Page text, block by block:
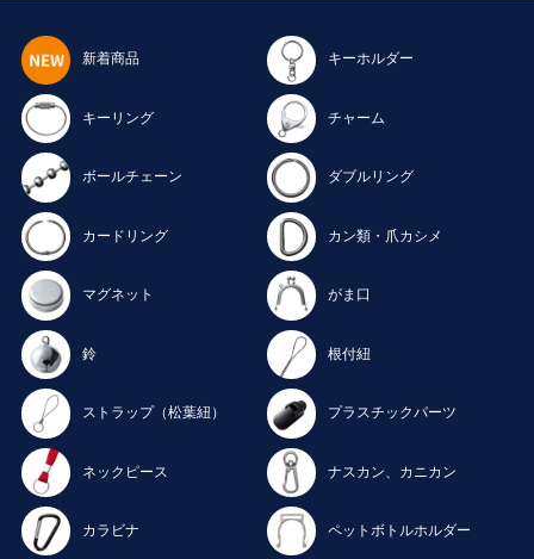
新着商品 キーホルダー
キーリング チャーム
ボールチェーン ダブルリング
カードリング カン類・爪カシメ
マグネット がま口
鈴 根付紐
ストラップ（松葉紐） プラスチックパーツ
ネックピース ナスカン、カニカン
カラビナ ペットボトルホルダー